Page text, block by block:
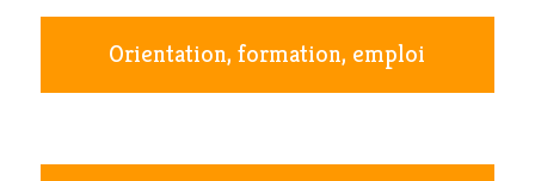
Orientation, formation, emploi